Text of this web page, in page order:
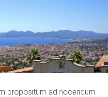
propositum ad nocendum